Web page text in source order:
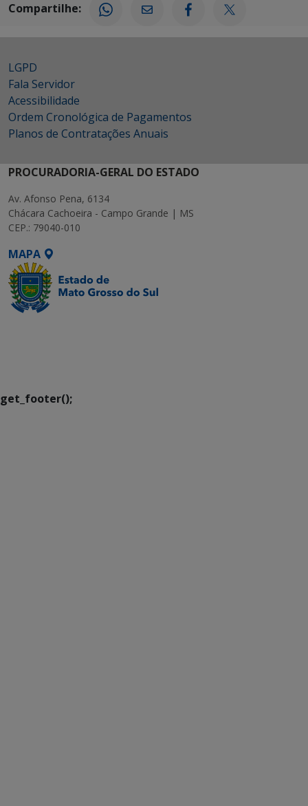
Compartilhe:
LGPD
Fala Servidor
Acessibilidade
Ordem Cronológica de Pagamentos
Planos de Contratações Anuais
PROCURADORIA-GERAL DO ESTADO
Av. Afonso Pena, 6134
Chácara Cachoeira - Campo Grande | MS
CEP.: 79040-010
MAPA
get_footer();